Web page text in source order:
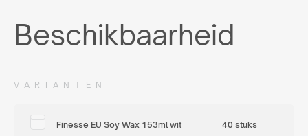
Beschikbaarheid
VARIANTEN
Finesse EU Soy Wax 153ml wit 40 stuks